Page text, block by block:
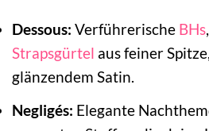
Dessous: Verführerische BHs,
Strapsgürtel aus feiner
glänzendem Satin.
Negligés: Elegante